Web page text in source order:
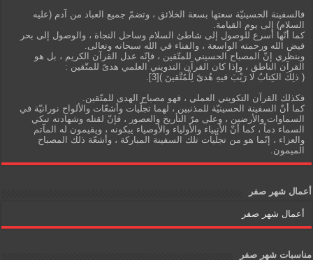
فالسفينة الحسينيّة سعتها بسعة الخلائق ، وتضمّ جميع العباد من آدم (عليه
السلام) إلى يوم القيامة.
كما أنّها أسرع للوصول إلى شاطئ السلام وساحل النجاة ، والوصول إلى بحر
فيض الله ورحمته الواسعة ، والفناء في الله سبحانه وتعالى.
وبنظري إنّ المصباح الحسيني للمتّقين ، فإنّه عدل القرآن الكريم ، بل هو
القرآن الناطق ، وإذا كان القرآن التدويني العلمي هدىً للمتّقين :
( ذلِكَ الكِتابُ لا رَيْبَ فيهِ هُدىً لِلْمُتَّقينَ )[3].
فكذلك القرآن التكويني العملي ، فهو مصباح الهدى للمتّقين.
كما أنّ السفينة الحسينيّة للمذنبين ، لهما تجلّيات وأشعّات والألواح نورانيّة في
السماوات والأرضين ، وعلى مرّ التأريخ والعصور ، فإنّ لقتله وشهادته تبكي
السماء دماً ، كما أنّ الأنبياء والأولياء والأوصياء يبكونه ، ويقيمون له المآتم
والعزاء ، إنّما هو من تجلّيات تلك السفينة المباركة ، وأشعّة ذلك المصباح
الميمون.
أعمال شهر صفر
أعمال شهر صفر
مناسبات شهر صفر